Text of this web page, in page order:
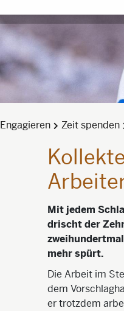
Engagieren Zeit spenden
Mit jedem
drischt der
mehr spürt.
Die Arbeit im
dem
er trotzdem